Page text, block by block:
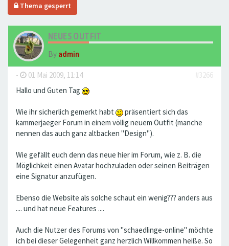
Thema gesperrt
NEUES OUTFIT
By admin
- 01 Mai 2009, 11:14
#3266
Hallo und Guten Tag
Wie ihr sicherlich gemerkt habt
präsentiert sich das
kammerjaeger Forum in einem völlig neuem Outfit (manche
nennen das auch ganz altbacken "Design").
Wie gefällt euch denn das neue hier im Forum, wie z. B. die
Möglichkeit einen Avatar hochzuladen oder seinen Beiträgen
eine Signatur anzufügen.
Ebenso die Website als solche schaut ein wenig??? anders aus
.... und hat neue Features ....
Auch die Nutzer des Forums von "schaedlinge-online" möchte
ich bei dieser Gelegenheit ganz herzlich Willkommen heiße. So